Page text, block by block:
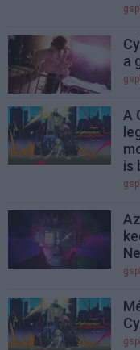
a
A
is